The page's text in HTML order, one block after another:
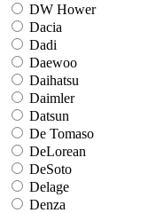
DW Hower
Dacia
Dadi
Daewoo
Daihatsu
Daimler
Datsun
De Tomaso
DeLorean
DeSoto
Delage
Denza